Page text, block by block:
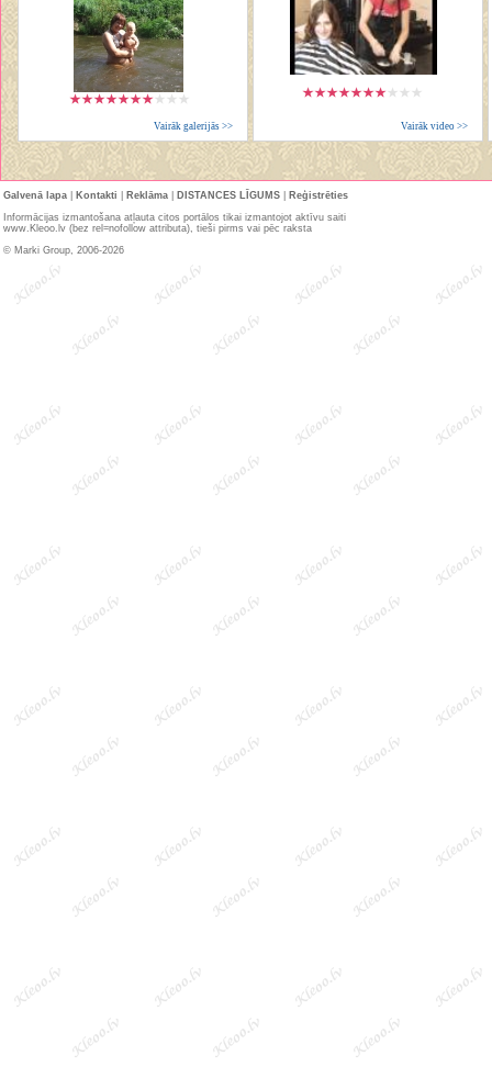
Vairāk galerijās >> Vairāk video >>
Galvenā lapa Kontakti Reklāma DISTANCES LĪGUMS
Reģistrēties
Informācijas izmantošana atļauta citos portālos tikai izmantojot aktīvu saiti
www.Kleoo.lv (bez rel=nofollow attributa), tieši pirms vai pēc raksta
© Marki Group, 2006-2026